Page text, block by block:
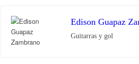
Edison Guapaz
Guitarras y gol